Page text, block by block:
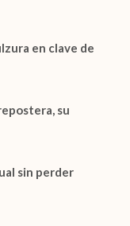
en clave de
su
sin perder